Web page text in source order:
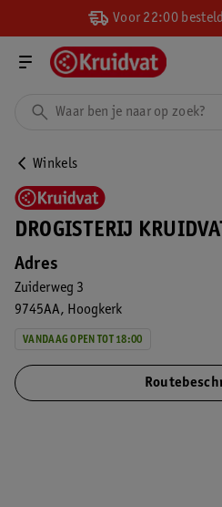
Voor 22:00
Winkels
DROGISTERIJ
Adres
Zuiderweg 3
9745AA
Hoogkerk
VANDAAG OPEN TOT 18:00